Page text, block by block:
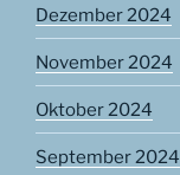
Dezember 2024
November 2024
Oktober 2024
September 2024